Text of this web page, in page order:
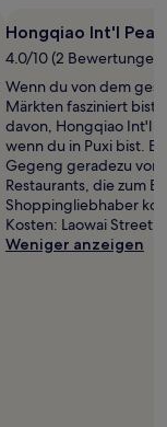
Hongqiao Int'l
4.0/10 (2 Bewertungen)
Wenn du von dem
Märkten fasziniert
davon, Hongqiao Int'l
wenn du in Puxi bist.
Gegeng geradezu von
Restaurants, die zum
Shoppingliebhaber
Kosten: Laowai Street
Weniger anzeigen